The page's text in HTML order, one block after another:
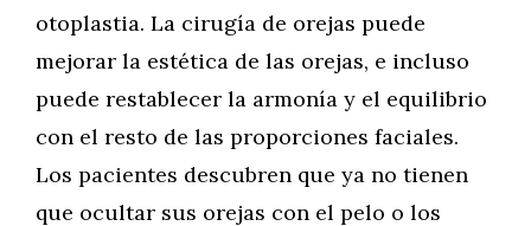
otoplastia. La cirugía de orejas puede
mejorar la estética de las orejas, e incluso
puede restablecer la armonía y el equilibrio
con el resto de las proporciones faciales.
Los pacientes descubren que ya no tienen
que ocultar sus orejas con el pelo o los